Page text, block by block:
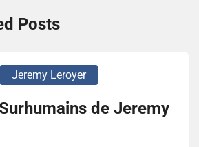
Posts
Jeremy Leroyer
de Jeremy